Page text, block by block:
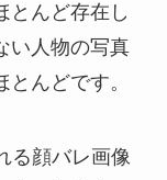
とんど存在し
い人物の写真
んどです。
る顔バレ画像